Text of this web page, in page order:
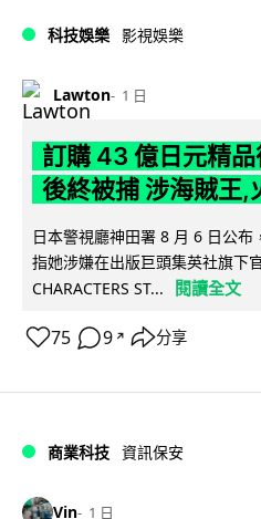
科技娛樂 影視娛樂
Lawton 1 日
訂購 43 億日元精
後終被捕 涉海賊王,
日本警視廳神田署 8 月 6 日公布
指她涉嫌在出版巨頭集英社旗下
CHARACTERS ST...
閱讀全文
75 9 ↗ 分享
商業科技 資訊保安
Vin 1 日